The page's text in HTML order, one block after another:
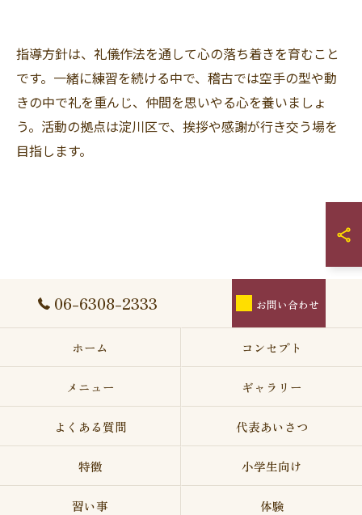
指導方針は、礼儀作法を通して心の落ち着きを育むこと
です。一緒に練習を続ける中で、稽古では空手の型や動
きの中で礼を重んじ、仲間を思いやる心を養いましょ
う。活動の拠点は淀川区で、挨拶や感謝が行き交う場を
目指します。
06-6308-2333 お問い合わせ
ホーム コンセプト
メニュー ギャラリー
よくある質問 代表あいさつ
特徴 小学生向け
習い事 体験